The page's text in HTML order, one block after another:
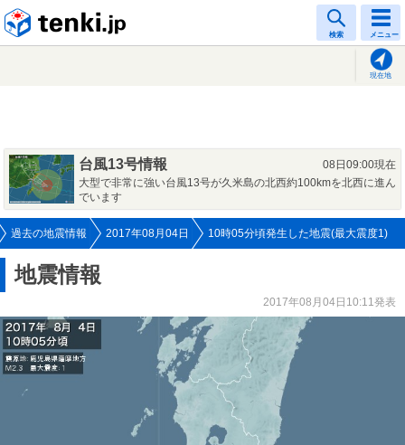
検索 メニュー
現在地
台風13号情報
08日09:00現在
大型で非常に強い台風13号が久米島の北西約100kmを北西に進ん
でいます
過去の地震情報 2017年08月04日 10時05分頃発生した地震(最大震度1)
地震情報
2017年08月04日10:11発表